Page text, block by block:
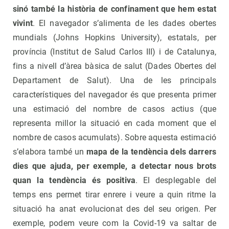
sinó també la història de confinament que hem estat
vivint. El navegador s’alimenta de les dades obertes
mundials (Johns Hopkins University), estatals, per
província (Institut de Salud Carlos III) i de Catalunya,
fins a nivell d’àrea bàsica de salut (Dades Obertes del
Departament de Salut). Una de les principals
característiques del navegador és que presenta primer
una estimació del nombre de casos actius (que
representa millor la situació en cada moment que el
nombre de casos acumulats). Sobre aquesta estimació
s’elabora també un mapa de la tendència dels darrers
dies que ajuda, per exemple, a detectar nous brots
quan la tendència és positiva. El desplegable del
temps ens permet tirar enrere i veure a quin ritme la
situació ha anat evolucionat des del seu origen. Per
exemple, podem veure com la Covid-19 va saltar de